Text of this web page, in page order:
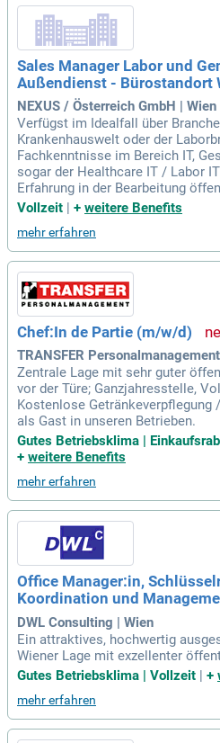
Sales Manager Labor und
Außendienst - Bürostandort
NEXUS / Österreich GmbH | Wien
Verfügst im Idealfall über
Krankenhauswelt oder der
Fachkenntnisse im Bereich IT,
sogar der Healthcare IT / Labor
Erfahrung in der Bearbeitung
Vollzeit | + weitere Benefits
mehr erfahren
Chef:In de Partie (m/w/d)
TRANSFER
Zentrale Lage mit sehr guter
vor der Türe; Ganzjahresstelle,
Kostenlose Getränkeverpflegung
als Gast in unseren Betrieben.
Gutes Betriebsklima |
+ weitere Benefits
mehr erfahren
Office Manager:in,
Koordination und
DWL Consulting | Wien
Ein attraktives, hochwertig
Wiener Lage mit exzellenter
Gutes Betriebsklima | Vollzeit | +
mehr erfahren